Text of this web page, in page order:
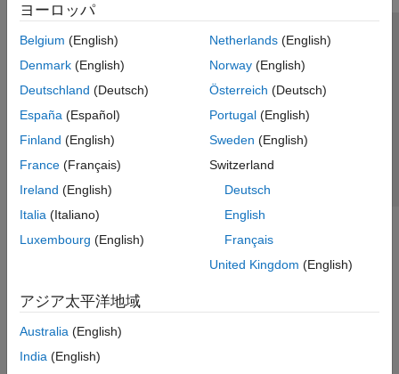
ヨーロッパ
Belgium (English)
Denmark (English)
Deutschland (Deutsch)
España (Español)
Finland (English)
France (Français)
Ireland (English)
Italia (Italiano)
Luxembourg (English)
Netherlands(English)
Norway(English)
Österreich (Deutsch)
Portugal(English)
Sweden (English)
Switzerland
Deutsch
English
Français
United Kingdom (English)
アジア太平洋地域
Australia (English)
India (English)
トラストセンター
プライバシー ポリシー
違法コピー防止
アプリケーション ステータス
© 1994-2026 The MathWorks, Inc.